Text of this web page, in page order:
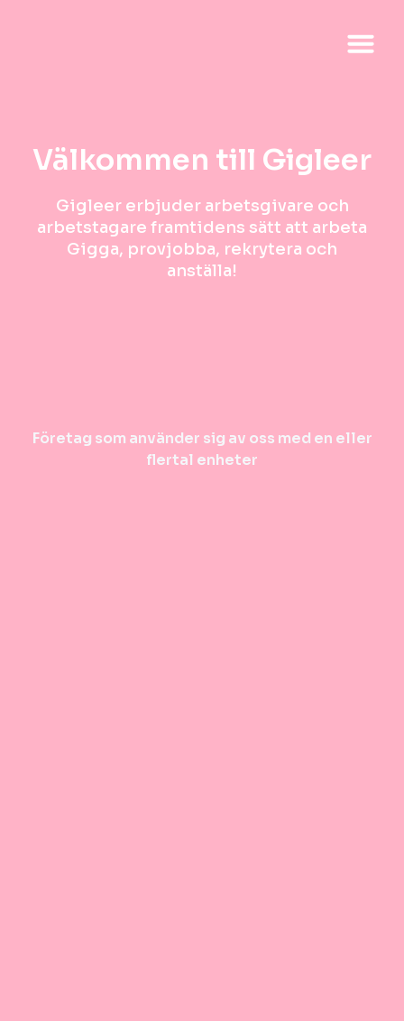
Välkommen till Gigleer
Gigleer erbjuder arbetsgivare och
arbetstagare framtidens sätt att arbeta
Gigga, provjobba, rekrytera och
anställa!
Företag som använder sig av oss med en eller
flertal enheter